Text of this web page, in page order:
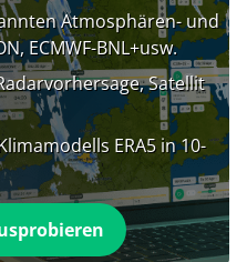
Atmosphären- und
ECMWF-BNL+usw.
Satellit
ERA5 in 10-